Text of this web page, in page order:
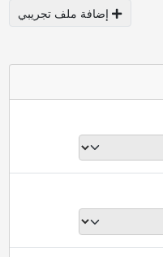
إضافة ملف تجريبي